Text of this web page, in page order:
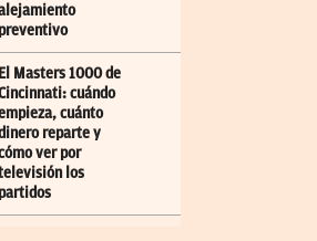
preventivo
El Masters 1000 de
cuándo
cuánto
reparte y
ver por
los
partidos